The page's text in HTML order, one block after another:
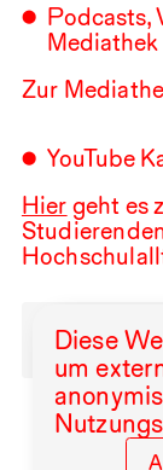
Diese
um
Podcasts,
Mediathek
Zur
YouTube
Hier geht es